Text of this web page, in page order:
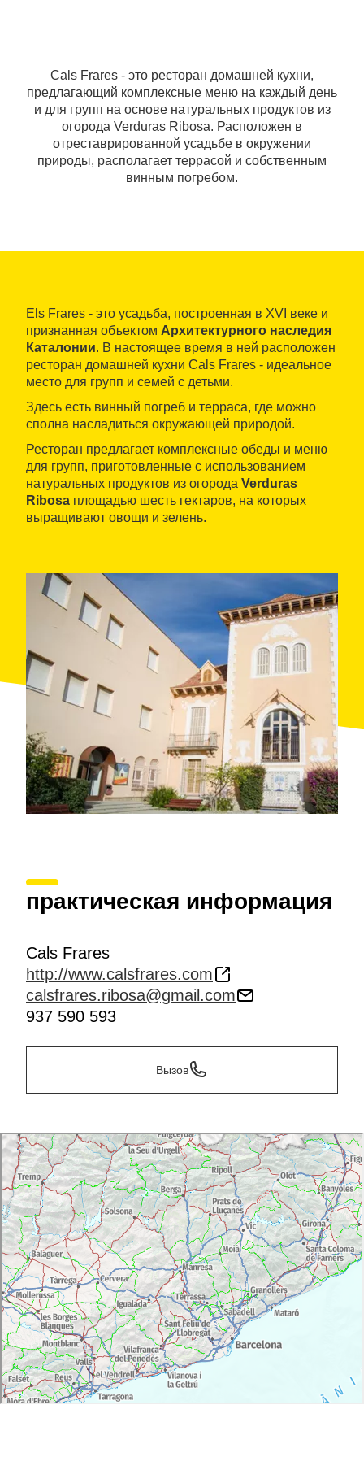
Cals Frares - это ресторан домашней кухни,
предлагающий комплексные меню на каждый день
и для групп на основе натуральных продуктов из
огорода Verduras Ribosa. Расположен в
отреставрированной усадьбе в окружении
природы, располагает террасой и собственным
винным погребом.
Els Frares - это усадьба, построенная в XVI веке и
признанная объектом Архитектурного наследия
Каталонии. В настоящее время в ней расположен
ресторан домашней кухни Cals Frares - идеальное
место для групп и семей с детьми.
Здесь есть винный погреб и терраса, где можно
сполна насладиться окружающей природой.
Ресторан предлагает комплексные обеды и меню
для групп, приготовленные с использованием
натуральных продуктов из огорода Verduras
Ribosa площадью шесть гектаров, на которых
выращивают овощи и зелень.
практическая информация
Cals Frares
http://www.calsfrares.com
calsfrares.ribosa@gmail.com
937 590 593
Вызов